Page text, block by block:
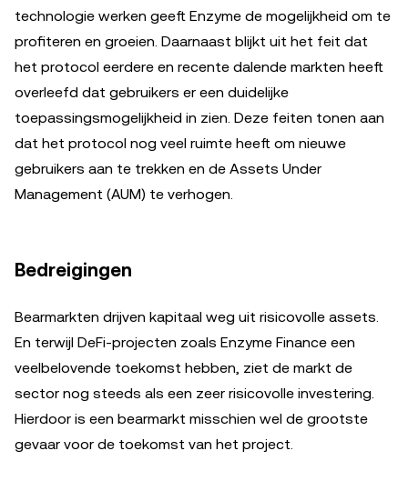
technologie werken geeft Enzyme de mogelijkheid om te
profiteren en groeien. Daarnaast blijkt uit het feit dat
het protocol eerdere en recente dalende markten heeft
overleefd dat gebruikers er een duidelijke
toepassingsmogelijkheid in zien. Deze feiten tonen aan
dat het protocol nog veel ruimte heeft om nieuwe
gebruikers aan te trekken en de Assets Under
Management (AUM) te verhogen.
Bedreigingen
Bearmarkten drijven kapitaal weg uit risicovolle assets.
En terwijl DeFi-projecten zoals Enzyme Finance een
veelbelovende toekomst hebben, ziet de markt de
sector nog steeds als een zeer risicovolle investering.
Hierdoor is een bearmarkt misschien wel de grootste
gevaar voor de toekomst van het project.